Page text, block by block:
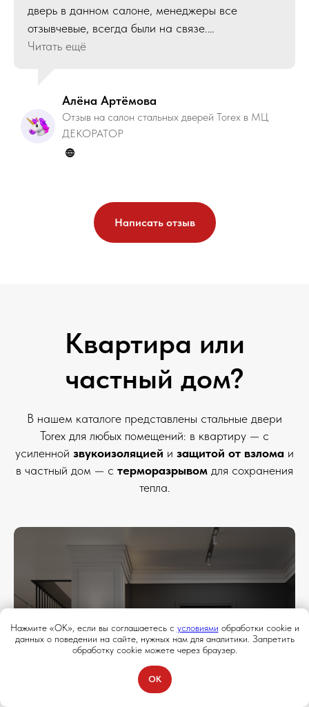
Нажмите «ОК», если вы соглашаетесь с условиями обработки cookie и
данных о поведении на сайте, нужных нам для аналитики. Запретить
обработку cookie можете через браузер.
OK
дверь в данном салоне, менеджеры все
отзывчевые, всегда были на связе.
Проконсультировав мы выбрали нашу дверь, по
тяжелая, добротная дверь. Качественная
фурнитура. Вообщем рекомендуем от души
данные двери TOREX , мы остались довольны
качеством!
Читать ещё
Алёна Артёмова
Отзыв на салон стальных дверей Torex в МЦ
ДЕКОРАТОР
Написать отзыв
Квартира или
частный дом?
В нашем каталоге представлены стальные двери
Torex для любых помещений: в квартиру — с
усиленной звукоизоляцией и защитой от взлома и
в частный дом — с терморазрывом для сохранения
тепла.
Перейти